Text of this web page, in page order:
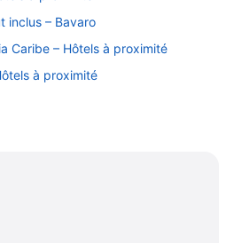
inclus – Bavaro
Caribe – Hôtels à proximité
à proximité